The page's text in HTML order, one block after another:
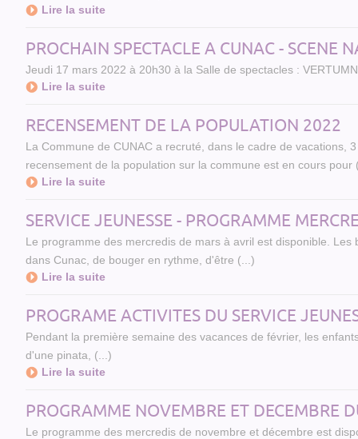
Lire la suite
PROCHAIN SPECTACLE A CUNAC - SCENE
Jeudi 17 mars 2022 à 20h30 à la Salle de spectacles :
Lire la suite
RECENSEMENT DE LA POPULATION 2022
La Commune de CUNAC a recruté, dans le cadre de vacations,
recensement de la population sur la commune est en cours pour
Lire la suite
SERVICE JEUNESSE - PROGRAMME
Le programme des mercredis de mars à avril est disponible.
dans Cunac, de bouger en rythme, d'être (...)
Lire la suite
PROGRAME ACTIVITES DU SERVICE
Pendant la première semaine des vacances de février, les
d'une pinata, (...)
Lire la suite
PROGRAMME NOVEMBRE ET DECEMBRE
Le programme des mercredis de novembre et décembre est